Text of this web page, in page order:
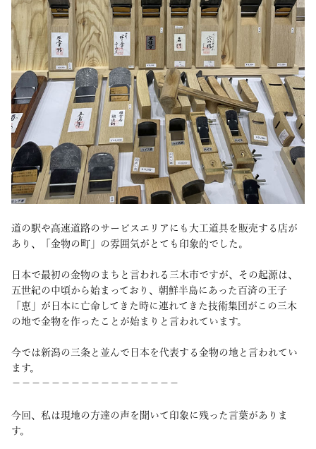
道の駅や高速道路のサービスエリアにも大工道具を販売する店が
あり、「金物の町」の雰囲気がとても印象的でした。
日本で最初の金物のまちと言われる三木市ですが、その起源は、
五世紀の中頃から始まっており、朝鮮半島にあった百済の王子
「恵」が日本に亡命してきた時に連れてきた技術集団がこの三木
の地で金物を作ったことが始まりと言われています。
今では新潟の三条と並んで日本を代表する金物の地と言われてい
ます。
－－－－－－－－－－－－－－－－－
今回、私は現地の方達の声を聞いて印象に残った言葉がありま
す。